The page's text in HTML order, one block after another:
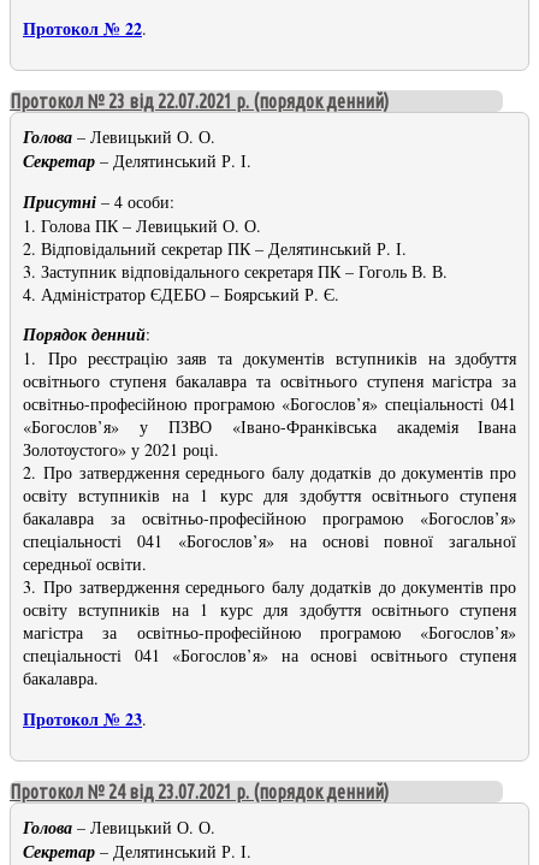
Протокол № 22.
Протокол № 23 від 22.07.2021 р. (порядок денний)
Голова – Левицький О. О.
Секретар – Делятинський Р. І.
Присутні – 4 особи:
1. Голова ПК – Левицький О. О.
2. Відповідальний секретар ПК – Делятинський Р. І.
3. Заступник відповідального секретаря ПК – Гоголь В. В.
4. Адміністратор ЄДЕБО – Боярський Р. Є.
Порядок денний:
1. Про реєстрацію заяв та документів вступників на здобуття
освітнього ступеня бакалавра та освітнього ступеня магістра за
освітньо-професійною програмою «Богослов’я» спеціальності 041
«Богослов’я» у ПЗВО «Івано-Франківська академія Івана
Золотоустого» у 2021 році.
2. Про затвердження середнього балу додатків до документів про
освіту вступників на 1 курс для здобуття освітнього ступеня
бакалавра за освітньо-професійною програмою «Богослов’я»
спеціальності 041 «Богослов’я» на основі повної загальної
середньої освіти.
3. Про затвердження середнього балу додатків до документів про
освіту вступників на 1 курс для здобуття освітнього ступеня
магістра за освітньо-професійною програмою «Богослов’я»
спеціальності 041 «Богослов’я» на основі освітнього ступеня
бакалавра.
Протокол № 23.
Протокол № 24 від 23.07.2021 р. (порядок денний)
Голова – Левицький О. О.
Секретар – Делятинський Р. І.